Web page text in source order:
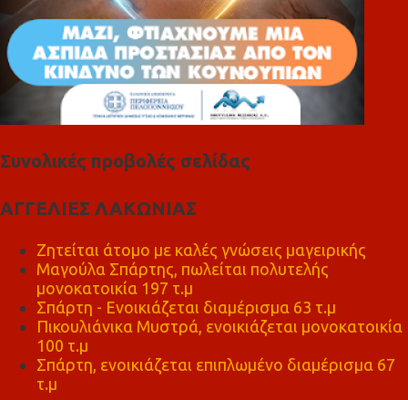
Συνολικές προβολές σελίδας
ΑΓΓΕΛΙΕΣ ΛΑΚΩΝΙΑΣ
Ζητείται άτομο με καλές γνώσεις μαγειρικής
Μαγούλα Σπάρτης, πωλείται πολυτελής
μονοκατοικία 197 τ.μ
Σπάρτη - Ενοικιάζεται διαμέρισμα 63 τ.μ
Πικουλιάνικα Μυστρά, ενοικιάζεται μονοκατοικία
100 τ.μ
Σπάρτη, ενοικιάζεται επιπλωμένο διαμέρισμα 67
τ.μ